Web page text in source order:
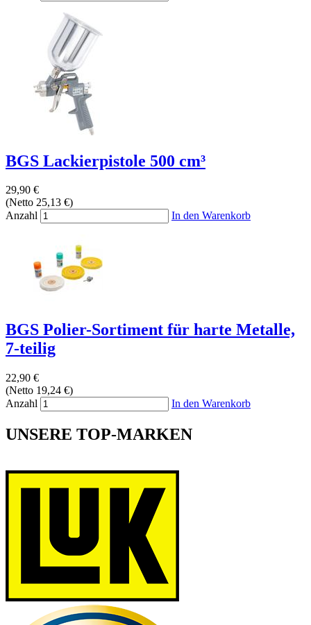
BGS Lackierpistole 500 cm³
29,90 €
(Netto 25,13 €)
Anzahl
In den Warenkorb
BGS Polier-Sortiment für harte Metalle,
7-teilig
22,90 €
(Netto 19,24 €)
Anzahl
In den Warenkorb
UNSERE TOP-MARKEN